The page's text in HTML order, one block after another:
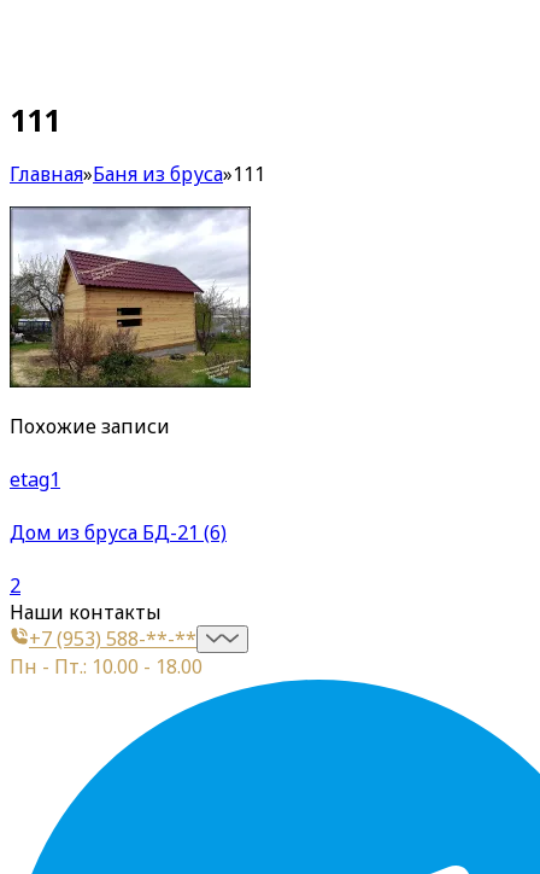
111
Главная»Баня из бруса»111
Похожие записи
etag1
Дом из бруса БД-21 (6)
2
Наши контакты
+7 (953) 588-**-**
Пн - Пт.: 10.00 - 18.00